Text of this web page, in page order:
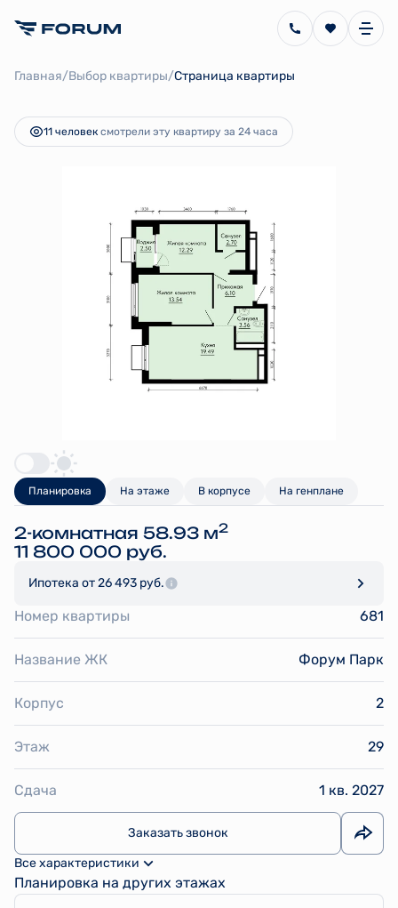
Главная/Выбор квартиры/Страница квартиры
Ипотекаот 26 493 руб.
11 человек смотрели эту квартиру за 24 часа
Планировка На этаже В корпусе На генплане
2-комнатная 58.93 м2
11 800 000 руб.
Ипотека от 26 493 руб.
Номер квартиры 681
Название ЖК Форум Парк
Корпус 2
Этаж 29
Сдача 1 кв. 2027
Заказать звонок
Все характеристики
Планировка на других этажах